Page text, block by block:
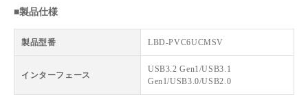
■製品仕様
製品型番 LBD-PVC6UCMSV
インターフェース
USB3.2 Gen1/USB3.1
Gen1/USB3.0/USB2.0